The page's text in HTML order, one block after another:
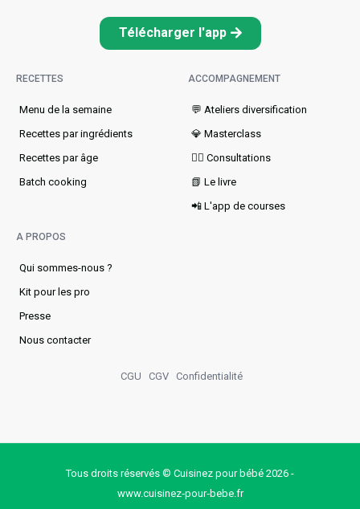
Télécharger l'app
RECETTES
Menu de la semaine​
Recettes par ingrédients
Recettes par âge
Batch cooking
ACCOMPAGNEMENT
💬 Ateliers diversification
💎 Masterclass
👩‍⚕️ Consultations
📗 Le livre
📲 L'app de courses
A PROPOS
Qui sommes-nous ?
Kit pour les pro
Presse
Nous contacter
CGU CGV Confidentialité
Tous droits réservés © Cuisinez pour bébé 2026 -
www.cuisinez‑pour‑bebe.fr